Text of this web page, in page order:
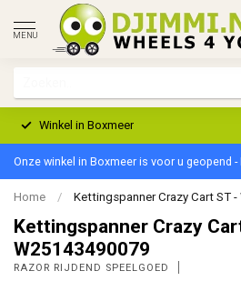
MENU
Winkel in Boxmeer
Onze winkel in Boxmeer is voor u geopend -
Home / Kettingspanner Crazy Cart ST -
Kettingspanner Crazy
W25143490079
RAZOR RIJDEND SPEELGOED